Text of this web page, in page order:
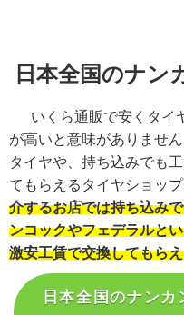
日本全国のナン
いくら通販で安くタイ
が高いと意味がありませ
タイヤや、持ち込みでも
てもらえるタイヤショッ
介するお店では持ち込み
ンコックやフェデラルと
激安工賃で交換してもら
日本全国のナン